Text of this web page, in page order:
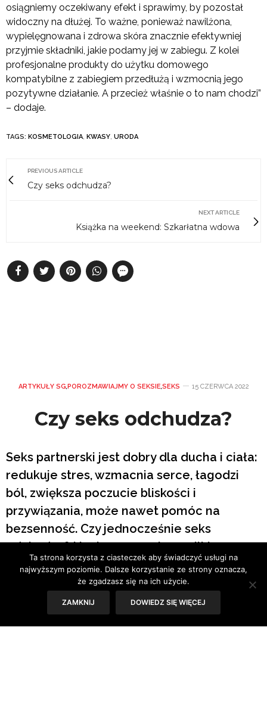
osiągniemy oczekiwany efekt i sprawimy, by pozostał
widoczny na dłużej. To ważne, ponieważ nawilżona,
wypielęgnowana i zdrowa skóra znacznie efektywniej
przyjmie składniki, jakie podamy jej w zabiegu. Z kolei
profesjonalne produkty do użytku domowego
kompatybilne z zabiegiem przedłużą i wzmocnią jego
pozytywne działanie. A przecież właśnie o to nam chodzi”
– dodaje.
TAGS: KOSMETOLOGIA, KWASY, URODA
PREVIOUS ARTICLE
Czy seks odchudza?
NEXT ARTICLE
Książka na weekend: Szkarłatna wdowa
ARTYKUŁY SG,POROZMAWIAJMY O SEKSIE,SEKS 15 CZERWCA 2022
Czy seks odchudza?
Seks partnerski jest dobry dla ducha i ciała:
redukuje stres, wzmacnia serce, łagodzi
ból, zwiększa poczucie bliskości i
przywiązania, może nawet pomóc na
bezsenność. Czy jednocześnie seks
odchudza? Naukowcy postanowili to
sprawdzić.
Tekst: Sylwia Skorstad
Ta strona korzysta z ciasteczek aby świadczyć usługi na
najwyższym poziomie. Dalsze korzystanie ze strony oznacza,
że zgadzasz się na ich użycie.
ZAMKNIJ DOWIEDZ SIĘ WIĘCEJ